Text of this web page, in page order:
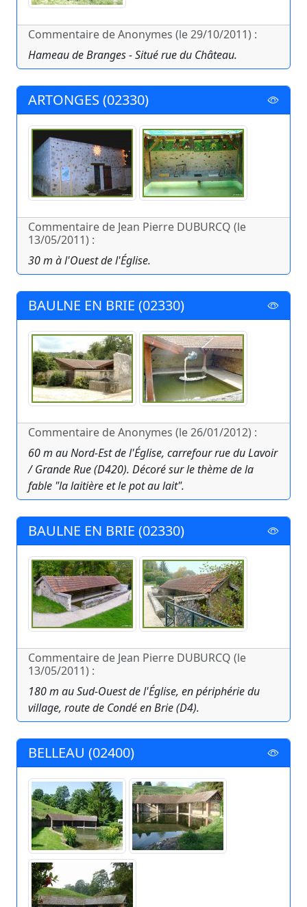
Commentaire de Anonymes (le 29/10/2011) :
Hameau de Branges - Situé rue du Château.
ARTONGES (02330)
Commentaire de Jean Pierre DUBURCQ (le
13/05/2011) :
30 m à l'Ouest de l'Église.
BAULNE EN BRIE (02330)
Commentaire de Anonymes (le 26/01/2012) :
60 m au Nord-Est de l'Église, carrefour rue du Lavoir
/ Grande Rue (D420). Décoré sur le thème de la
fable "la laitière et le pot au lait".
BAULNE EN BRIE (02330)
Commentaire de Jean Pierre DUBURCQ (le
13/05/2011) :
180 m au Sud-Ouest de l'Église, en périphérie du
village, route de Condé en Brie (D4).
BELLEAU (02400)